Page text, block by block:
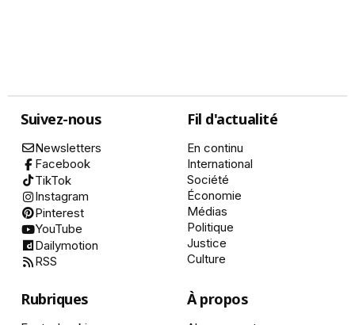
Suivez-nous
Newsletters
Facebook
TikTok
Instagram
Pinterest
YouTube
Dailymotion
RSS
Fil d'actualité
En continu
International
Société
Économie
Médias
Politique
Justice
Culture
Rubriques À propos